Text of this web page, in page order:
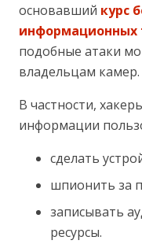
основавший курс
информационных
подобные атаки
владельцам камер.
В частности,
информации
сделать
шпионить за
записывать
ресурсы.